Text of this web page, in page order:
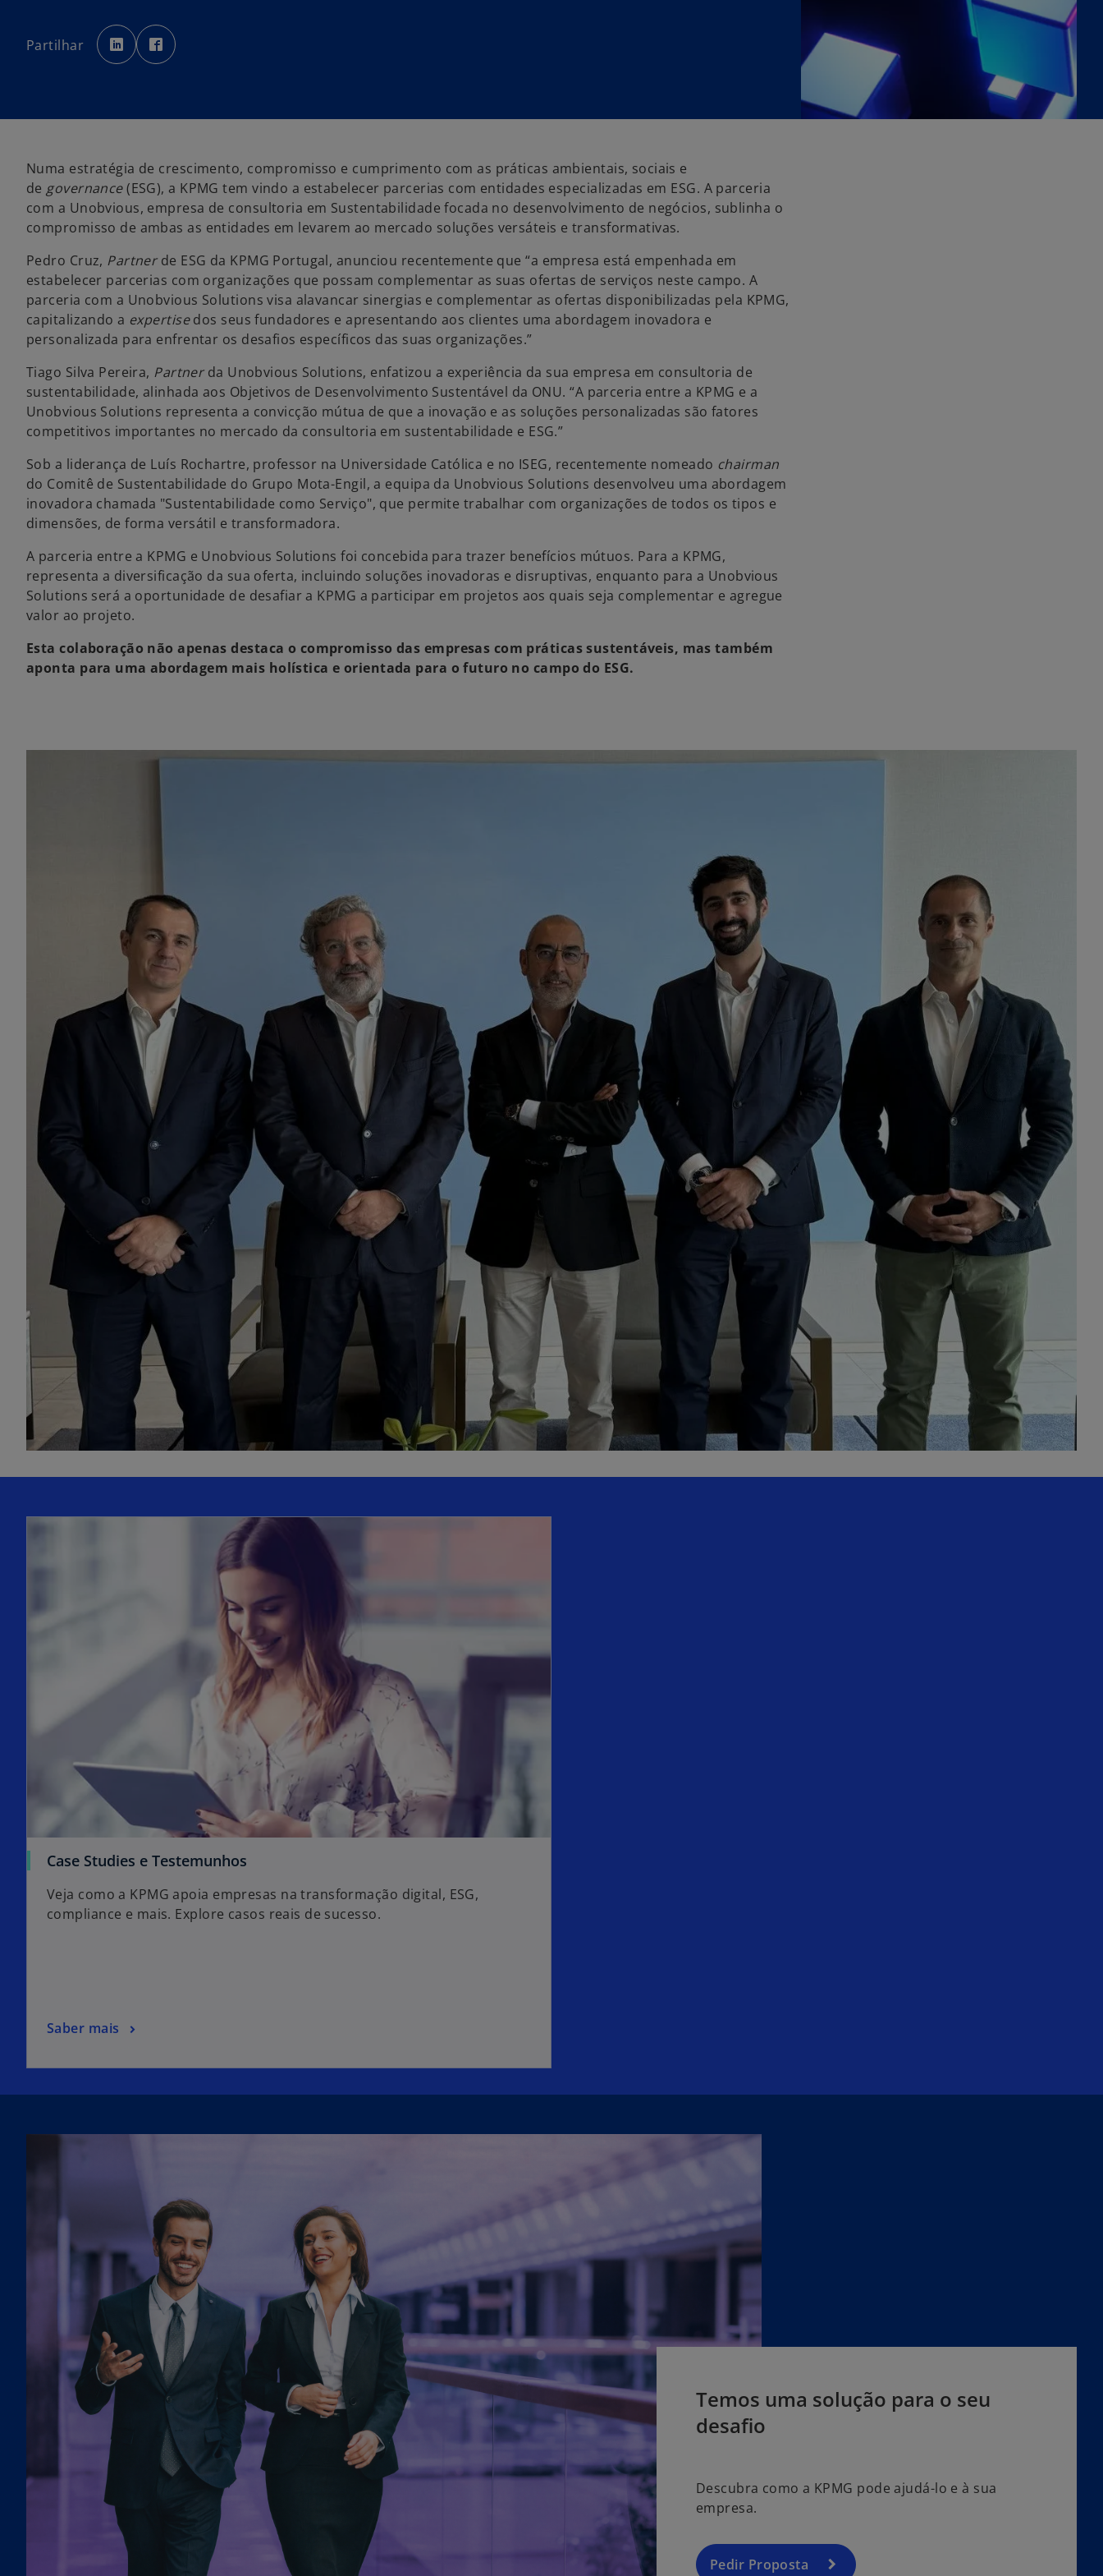
Partilhar
o
p
e
n
e
p
e
e
Numa estratégia de crescimento, compromisso e cumprimento com as práticas ambientais, sociais e
de governance(ESG), a KPMG tem vindo a estabelecer parcerias com entidades especializadas em ESG. A parceria
com a Unobvious, empresa de consultoria em Sustentabilidade focada no desenvolvimento de negócios, sublinha o
compromisso de ambas as entidades em levarem ao mercado soluções versáteis e transformativas.
Pedro Cruz, Partner de ESG da KPMG Portugal, anunciou recentemente que “a empresa está empenhada em
estabelecer parcerias com organizações que possam complementar as suas ofertas de serviços neste campo. A
parceria com a Unobvious Solutions visa alavancar sinergias e complementar as ofertas disponibilizadas pela KPMG,
capitalizando a expertisedos seus fundadores e apresentando aos clientes uma abordagem inovadora e
personalizada para enfrentar os desafios específicos das suas organizações.”
Tiago Silva Pereira, Partner da Unobvious Solutions, enfatizou a experiência da sua empresa em consultoria de
sustentabilidade, alinhada aos Objetivos de Desenvolvimento Sustentável da ONU. “A parceria entre a KPMG e a
Unobvious Solutions representa a convicção mútua de que a inovação e as soluções personalizadas são fatores
competitivos importantes no mercado da consultoria em sustentabilidade e ESG.”
Sob a liderança de Luís Rochartre, professor na Universidade Católica e no ISEG, recentemente nomeado chairman
do Comitê de Sustentabilidade do Grupo Mota-Engil, a equipa da Unobvious Solutions desenvolveu uma abordagem
inovadora chamada "Sustentabilidade como Serviço", que permite trabalhar com organizações de todos os tipos e
dimensões, de forma versátil e transformadora.
A parceria entre a KPMG e Unobvious Solutions foi concebida para trazer benefícios mútuos. Para a KPMG,
representa a diversificação da sua oferta, incluindo soluções inovadoras e disruptivas, enquanto para a Unobvious
Solutions será a oportunidade de desafiar a KPMG a participar em projetos aos quais seja complementar e agregue
valor ao projeto.
Esta colaboração não apenas destaca o compromisso das empresas com práticas sustentáveis, mas também
aponta para uma abordagem mais holística e orientada para o futuro no campo do ESG.
Case Studies e Testemunhos
Veja como a KPMG apoia empresas na transformação digital, ESG,
compliance e mais. Explore casos reais de sucesso.
Saber mais
Temos uma solução para o seu
desafio
Descubra como a KPMG pode ajudá-lo e à sua
empresa.
Pedir Proposta